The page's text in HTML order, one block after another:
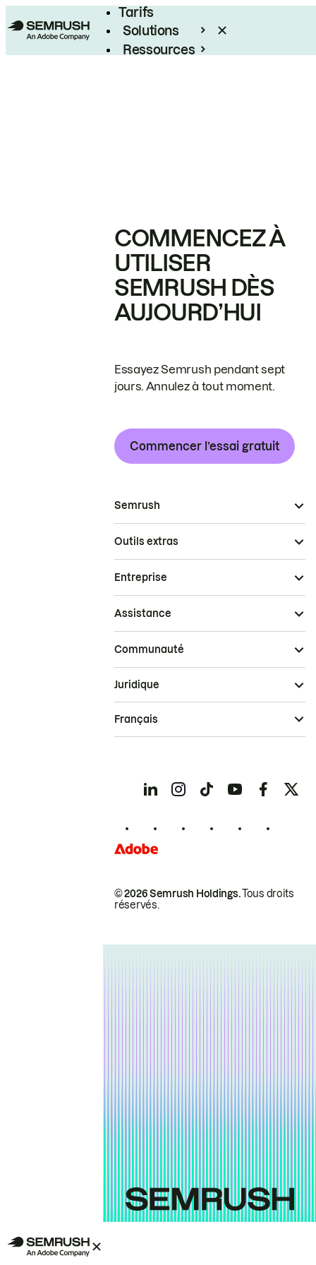
Tarifs
Solutions
Ressources
COMMENCEZ À
UTILISER
SEMRUSH DÈS
AUJOURD’HUI
Essayez Semrush pendant sept
jours. Annulez à tout moment.
Commencer l’essai gratuit
Semrush
Outils extras
Entreprise
Assistance
Communauté
© 2026 Semrush Holdings.Tous droits
réservés.
Juridique
Français